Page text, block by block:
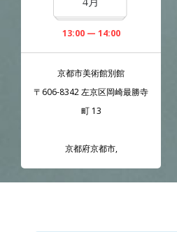
13:00 — 14:00
京都市美術館別館
〒606-8342 左京区岡崎最勝寺
町 13
京都府京都市,